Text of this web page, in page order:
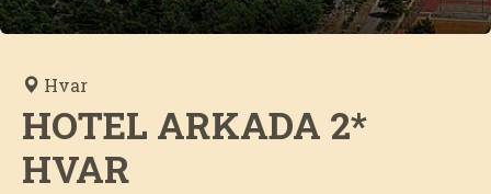
Hvar
HOTEL ARKADA 2*
HVAR